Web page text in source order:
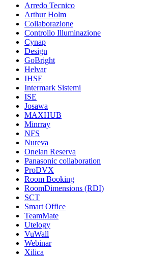
Arredo Tecnico
Arthur Holm
Collaborazione
Controllo Illuminazione
Cynap
Design
GoBright
Helvar
IHSE
Intermark Sistemi
ISE
Josawa
MAXHUB
Minrray
NFS
Nureva
Onelan Reserva
Panasonic collaboration
ProDVX
Room Booking
RoomDimensions (RDI)
SCT
Smart Office
TeamMate
Utelogy
VuWall
Webinar
Xilica